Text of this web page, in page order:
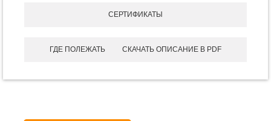
СЕРТИФИКАТЫ
ГДЕ ПОЛЕЖАТЬ СКАЧАТЬ ОПИСАНИЕ В PDF